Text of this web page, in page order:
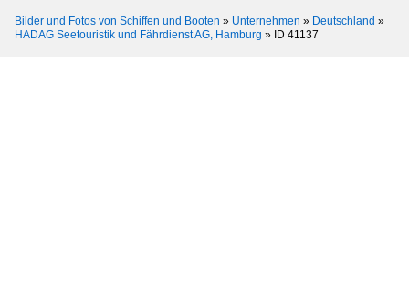
Bilder und Fotos von Schiffen und Booten » Unternehmen » Deutschland »
HADAG Seetouristik und Fährdienst AG, Hamburg » ID 41137